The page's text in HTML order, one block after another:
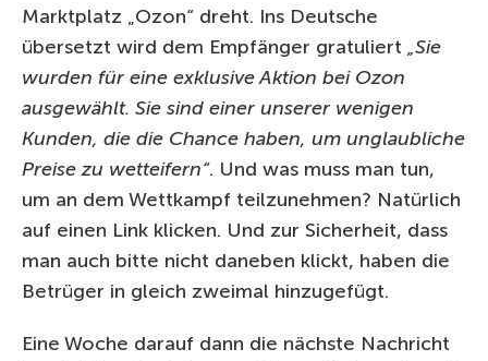
Marktplatz „Ozon“ dreht. Ins Deutsche
übersetzt wird dem Empfänger gratuliert „Sie
wurden für eine exklusive Aktion bei Ozon
ausgewählt. Sie sind einer unserer wenigen
Kunden, die die Chance haben, um unglaubliche
Preise zu wetteifern“. Und was muss man tun,
um an dem Wettkampf teilzunehmen? Natürlich
auf einen Link klicken. Und zur Sicherheit, dass
man auch bitte nicht daneben klickt, haben die
Betrüger in gleich zweimal hinzugefügt.
Eine Woche darauf dann die nächste Nachricht